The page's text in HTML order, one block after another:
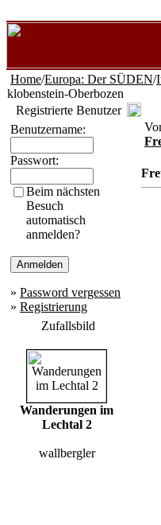
Home/Europa: Der SÜDEN/
klobenstein-Oberbozen
Registrierte Benutzer
Benutzername:
Passwort:
Beim nächsten
Besuch
automatisch
anmelden?
» Password vergessen
» Registrierung
Zufallsbild
Wanderungen im
Lechtal 2
wallbergler